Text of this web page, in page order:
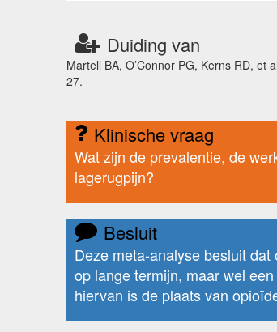
Duiding van
Martell BA, O’Connor PG, Kerns RD,
27.
Klinische vraag
Wat zijn de prevalentie, de
lagerugpijn?
Besluit
Deze meta-analyse besluit
op lange termijn, maar wel
hiervan is de plaats van